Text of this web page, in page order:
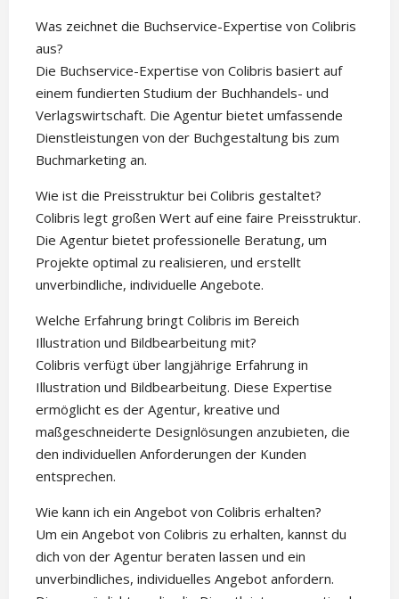
Was zeichnet die Buchservice-Expertise von Colibris
aus?
Die Buchservice-Expertise von Colibris basiert auf
einem fundierten Studium der Buchhandels- und
Verlagswirtschaft. Die Agentur bietet umfassende
Dienstleistungen von der Buchgestaltung bis zum
Buchmarketing an.
Wie ist die Preisstruktur bei Colibris gestaltet?
Colibris legt großen Wert auf eine faire Preisstruktur.
Die Agentur bietet professionelle Beratung, um
Projekte optimal zu realisieren, und erstellt
unverbindliche, individuelle Angebote.
Welche Erfahrung bringt Colibris im Bereich
Illustration und Bildbearbeitung mit?
Colibris verfügt über langjährige Erfahrung in
Illustration und Bildbearbeitung. Diese Expertise
ermöglicht es der Agentur, kreative und
maßgeschneiderte Designlösungen anzubieten, die
den individuellen Anforderungen der Kunden
entsprechen.
Wie kann ich ein Angebot von Colibris erhalten?
Um ein Angebot von Colibris zu erhalten, kannst du
dich von der Agentur beraten lassen und ein
unverbindliches, individuelles Angebot anfordern.